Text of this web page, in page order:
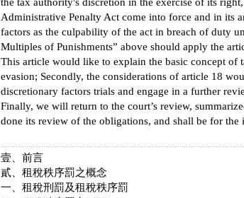
Administrative Penalty Act come into force and in its
factors as the culpability of the act in breach of duty
Multiples of Punishments” above should apply the
This article would like to explain the basic concept of
evasion; Secondly, the considerations of article 18
discretionary factors trials and engage in a further
Finally, we will return to the court’s review,
done its review of the obligations, and shall be for the
壹、前言
貳、租稅秩序罰之概念
一、租稅刑罰及租稅秩序罰